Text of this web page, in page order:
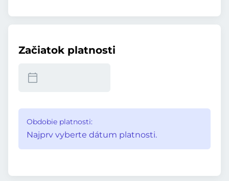
Začiatok platnosti
Obdobie platnosti:
Najprv vyberte dátum platnosti.